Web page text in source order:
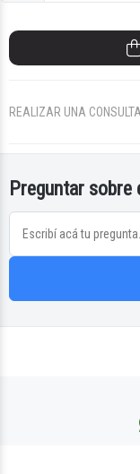
REALIZAR UNA CONSULTA
Preguntar